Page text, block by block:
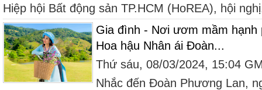
Hiệp hội Bất động sản TP.HCM (HoREA), hội
Gia đình - Nơi ươm mầm hạnh
Hoa hậu Nhân ái Đoàn...
Thứ sáu, 08/03/2024, 15:04
Nhắc đến Đoàn Phương Lan,